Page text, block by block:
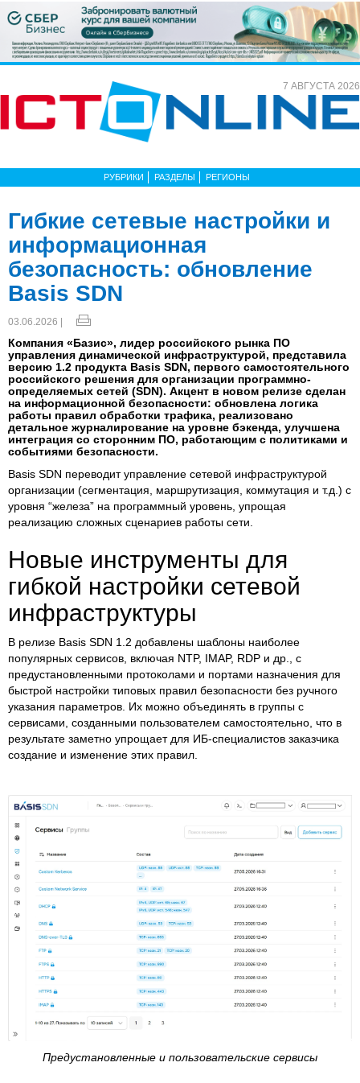
7 АВГУСТА 2026
РУБРИКИ РАЗДЕЛЫ РЕГИОНЫ
Гибкие сетевые настройки и
информационная
безопасность: обновление
Basis SDN
03.06.2026 |
Компания «Базис», лидер российского рынка ПО
управления динамической инфраструктурой, представила
версию 1.2 продукта Basis SDN, первого самостоятельного
российского решения для организации программно-
определяемых сетей (SDN). Акцент в новом релизе сделан
на информационной безопасности: обновлена логика
работы правил обработки трафика, реализовано
детальное журналирование на уровне бэкенда, улучшена
интеграция со сторонним ПО, работающим с политиками и
событиями безопасности.
Basis SDN переводит управление сетевой инфраструктурой
организации (сегментация, маршрутизация, коммутация и т.д.) с
уровня “железа” на программный уровень, упрощая
реализацию сложных сценариев работы сети.
Новые инструменты для
гибкой настройки сетевой
инфраструктуры
В релизе Basis SDN 1.2 добавлены шаблоны наиболее
популярных сервисов, включая NTP, IMAP, RDP и др., с
предустановленными протоколами и портами назначения для
быстрой настройки типовых правил безопасности без ручного
указания параметров. Их можно объединять в группы с
сервисами, созданными пользователем самостоятельно, что в
результате заметно упрощает для ИБ-специалистов заказчика
создание и изменение этих правил.
Предустановленные и пользовательские сервисы